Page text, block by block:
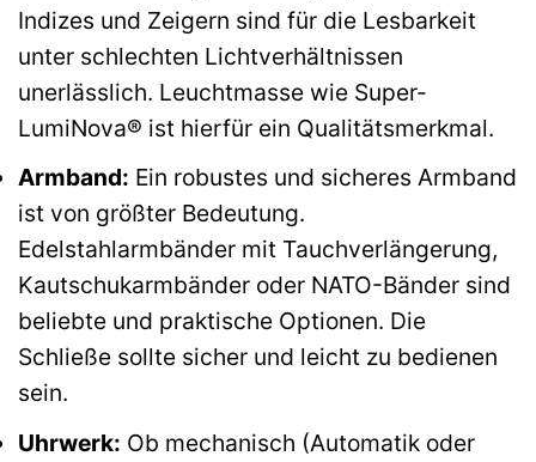
Indizes und Zeigern sind für die Lesbarkeit
unter schlechten Lichtverhältnissen
unerlässlich. Leuchtmasse wie Super-
LumiNova® ist hierfür ein Qualitätsmerkmal.
Armband: Ein robustes und sicheres Armband
ist von größter Bedeutung.
Edelstahlarmbänder mit Tauchverlängerung,
Kautschukarmbänder oder NATO-Bänder sind
beliebte und praktische Optionen. Die
Schließe sollte sicher und leicht zu bedienen
sein.
Uhrwerk: Ob mechanisch (Automatik oder